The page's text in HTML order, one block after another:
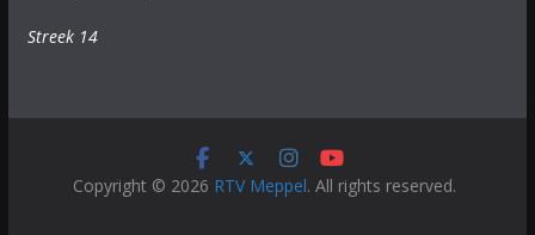
Streek 14
Copyright © 2026 RTV Meppel. All rights reserved.